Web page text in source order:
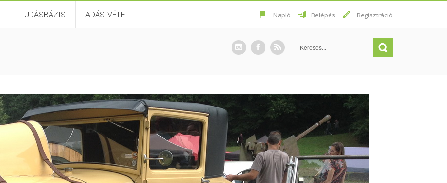
TUDÁSBÁZIS ADÁS-VÉTEL Napló Belépés Regisztráció